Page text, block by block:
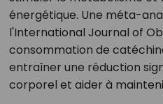
énergétique. Une méta-
l'International Journal of
consommation de
entraîner une réduction
corporel et aider à